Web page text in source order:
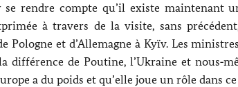
rendre compte qu’il existe maintenant
à travers de la visite, sans
Pologne et d’Allemagne à Kyïv. Les
différence de Poutine, l’Ukraine et
a du poids et qu’elle joue un rôle dans